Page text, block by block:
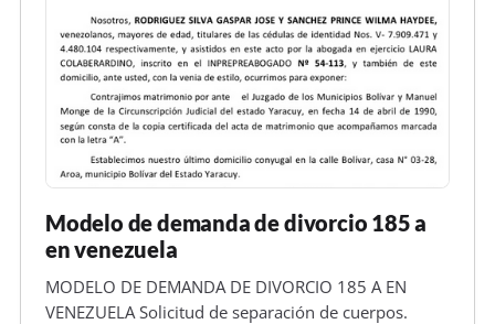
Modelo de demanda de divorcio 185 a
en venezuela
MODELO DE DEMANDA DE DIVORCIO 185 A EN
VENEZUELA Solicitud de separación de cuerpos.